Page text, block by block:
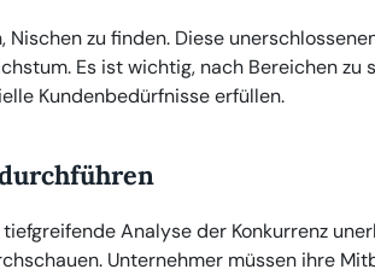
zu finden. Diese
Es ist wichtig, nach Bereichen zu
Kundenbedürfnisse erfüllen.
Analyse der Konkurrenz
Unternehmer müssen ihre